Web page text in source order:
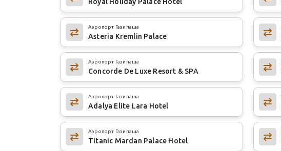
Аэропорт Газипаша
Asteria Kremlin Palace
Аэропорт Газипаша
Concorde De Luxe Resort & SPA
Аэропорт Газипаша
Adalya Elite Lara Hotel
Аэропорт Газипаша
Titanic Mardan Palace Hotel